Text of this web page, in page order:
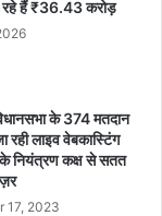
रहे हैं ₹36.43 करोड़
के 374 मतदान
रही लाइव वेबकास्टिंग
नियंत्रण कक्ष से सतत
17, 2023